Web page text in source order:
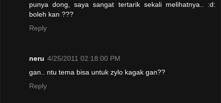
punya dong, saya sangat tertarik sekali melihatnya.. :d:
boleh kan ???
Reply
neru 4/25/2011 02:18:00 PM
gan.. ntu tema bisa untuk zylo kagak gan??
Reply